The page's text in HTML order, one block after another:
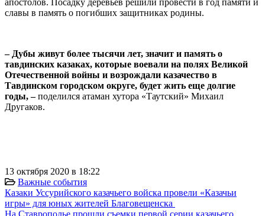
славы в память о погибших защитниках родины.
– Дубы живут более тысячи лет, значит и память о
тавдинских казаках, которые воевали на полях Великой
Отечественной войны и возрождали казачество в
Тавдинском городском округе, будет жить еще долгие
годы, –поделился атаман хутора «Таутский» Михаил
Другаков.
13 октября 2020 в 18:22
Важные события
Казаки Уссурийского казачьего войска провели «Казачьи
игры» для юных жителей Благовещенска
На Ставрополье прошли съемки первой серии казачьего